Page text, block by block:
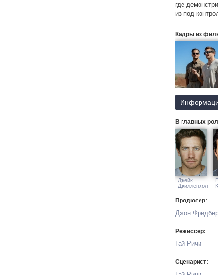
где
из-под
Кадры из
В главных
Джейк
Джилленхол
Продюсер:
Джон
Режиссер:
Гай Ричи
Сценарист: